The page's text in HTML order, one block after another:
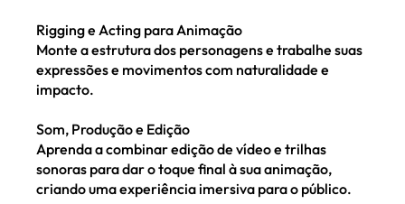
Rigging e Acting para Animação
Monte a estrutura dos personagens e trabalhe suas
expressões e movimentos com naturalidade e
impacto.
Som, Produção e Edição
Aprenda a combinar edição de vídeo e trilhas
sonoras para dar o toque final à sua animação,
criando uma experiência imersiva para o público.